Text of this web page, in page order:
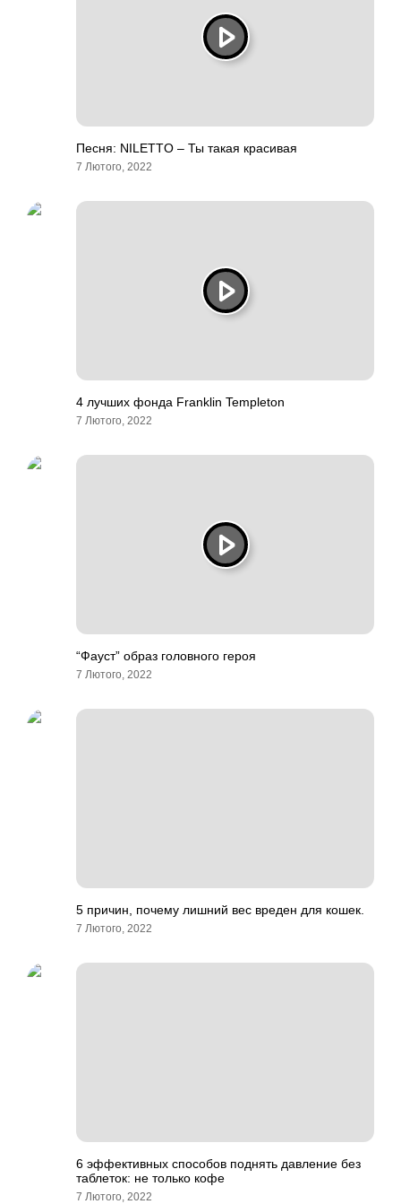
Песня: NILETTO – Ты такая красивая
7 Лютого, 2022
4 лучших фонда Franklin Templeton
7 Лютого, 2022
“Фауст” образ головного героя
7 Лютого, 2022
5 причин, почему лишний вес вреден для кошек.
7 Лютого, 2022
6 эффективных способов поднять давление без
таблеток: не только кофе
7 Лютого, 2022